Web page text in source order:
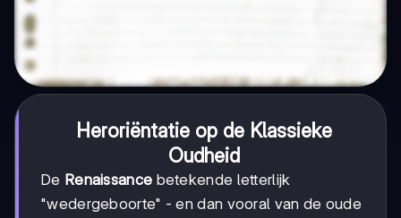
Heroriëntatie op de Klassieke
Oudheid
De Renaissance betekende letterlijk
"wedergeboorte" - en dan vooral van de oude